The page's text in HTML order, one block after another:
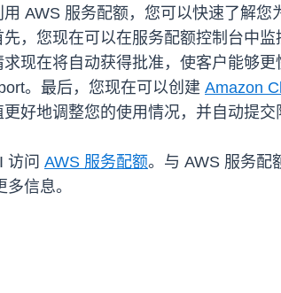
AWS 服务配额，您可以快速了解
，您现在可以在服务配额控制台中
现在将自动获得批准，使客户能够
。最后，您现在可以创建 Amazon
好地调整您的使用情况，并自动提交
访问 AWS 服务配额。与 AWS 服务配
信息。